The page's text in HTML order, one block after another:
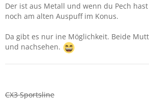
Der ist aus Metall und wenn du Pech
noch am alten Auspuff im Konus.
Da gibt es nur ine Möglichkeit. Beide
und nachsehen.
CX3 Sportsline